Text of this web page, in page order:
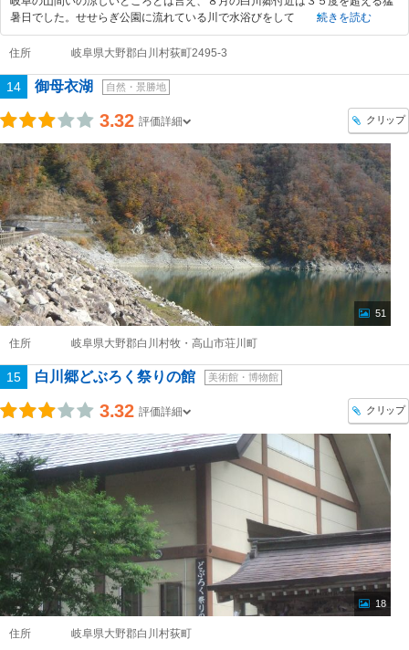
暑日でした。せせらぎ公園に流れている川で水浴びをして
続きを読む
住所 岐阜県大野郡白川村荻町2495-3
14 御母衣湖 自然・景勝地
3.32 評価詳細 クリップ
51
住所 岐阜県大野郡白川村牧・高山市荘川町
15 白川郷どぶろく祭りの館 美術館・博物館
3.32 評価詳細 クリップ
18
住所 岐阜県大野郡白川村荻町